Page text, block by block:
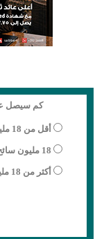
كم سيصل
أقل من 18 مليون سائح
18 مليون سائح
أكثر من 18 مليون سائح